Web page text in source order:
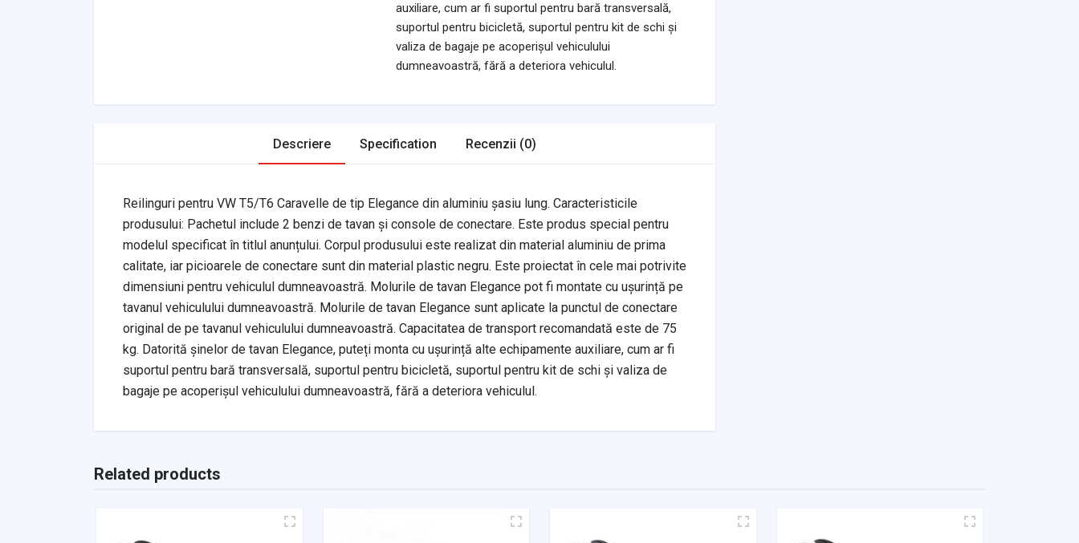
auxiliare, cum ar fi suportul pentru bară transversală,
suportul pentru bicicletă, suportul pentru kit de schi și
valiza de bagaje pe acoperișul vehiculului
dumneavoastră, fără a deteriora vehiculul.
Descriere Specification Recenzii (0)
Reilinguri pentru VW T5/T6 Caravelle de tip Elegance din aluminiu șasiu lung. Caracteristicile
produsului: Pachetul include 2 benzi de tavan și console de conectare. Este produs special pentru
modelul specificat în titlul anunțului. Corpul produsului este realizat din material aluminiu de prima
calitate, iar picioarele de conectare sunt din material plastic negru. Este proiectat în cele mai potrivite
dimensiuni pentru vehiculul dumneavoastră. Molurile de tavan Elegance pot fi montate cu ușurință pe
tavanul vehiculului dumneavoastră. Molurile de tavan Elegance sunt aplicate la punctul de conectare
original de pe tavanul vehiculului dumneavoastră. Capacitatea de transport recomandată este de 75
kg. Datorită șinelor de tavan Elegance, puteți monta cu ușurință alte echipamente auxiliare, cum ar fi
suportul pentru bară transversală, suportul pentru bicicletă, suportul pentru kit de schi și valiza de
bagaje pe acoperișul vehiculului dumneavoastră, fără a deteriora vehiculul.
Related products